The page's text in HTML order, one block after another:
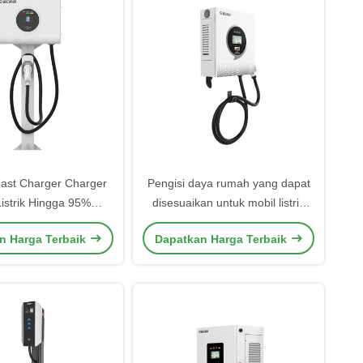
Charger Charger
Hingga 95%
Operasi Non-
16A/32A Listrik
Harga Terbaik
Pengisi daya rumah yang dapat
disesuaikan untuk mobil listrik
Operasi kelembaban hingga 95%
Non-kondensasi dan disesuaikan
Dapatkan Harga Terbaik